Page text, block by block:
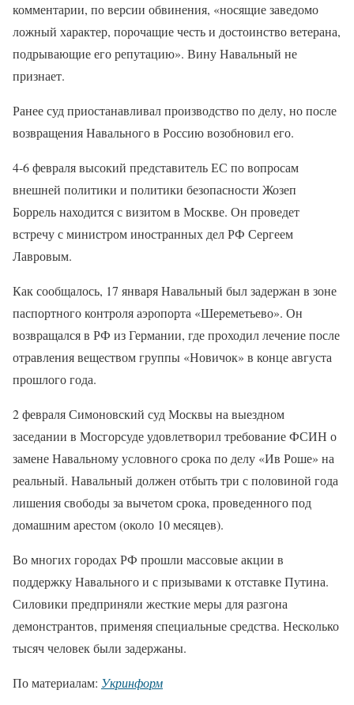
комментарии, по версии обвинения, «носящие заведомо
ложный характер, порочащие честь и достоинство ветерана,
подрывающие его репутацию». Вину Навальный не
признает.
Ранее суд приостанавливал производство по делу, но после
возвращения Навального в Россию возобновил его.
4-6 февраля высокий представитель ЕС по вопросам
внешней политики и политики безопасности Жозеп
Боррель находится с визитом в Москве. Он проведет
встречу с министром иностранных дел РФ Сергеем
Лавровым.
Как сообщалось, 17 января Навальный был задержан в зоне
паспортного контроля аэропорта «Шереметьево». Он
возвращался в РФ из Германии, где проходил лечение после
отравления веществом группы «Новичок» в конце августа
прошлого года.
2 февраля Симоновский суд Москвы на выездном
заседании в Мосгорсуде удовлетворил требование ФСИН о
замене Навальному условного срока по делу «Ив Роше» на
реальный. Навальный должен отбыть три с половиной года
лишения свободы за вычетом срока, проведенного под
домашним арестом (около 10 месяцев).
Во многих городах РФ прошли массовые акции в
поддержку Навального и с призывами к отставке Путина.
Силовики предприняли жесткие меры для разгона
демонстрантов, применяя специальные средства. Несколько
тысяч человек были задержаны.
По материалам: Укринформ